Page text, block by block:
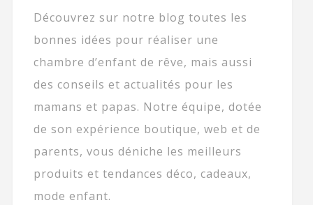
Découvrez sur notre blog toutes les
bonnes idées pour réaliser une
chambre d’enfant de rêve, mais aussi
des conseils et actualités pour les
mamans et papas. Notre équipe, dotée
de son expérience boutique, web et de
parents, vous déniche les meilleurs
produits et tendances déco, cadeaux,
mode enfant.